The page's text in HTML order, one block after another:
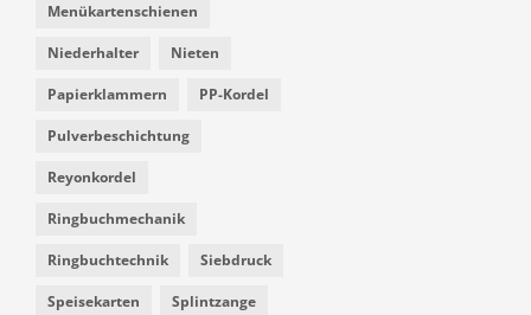
Menükartenschienen
Niederhalter Nieten
Papierklammern PP-Kordel
Pulverbeschichtung
Reyonkordel
Ringbuchmechanik
Ringbuchtechnik Siebdruck
Speisekarten Splintzange